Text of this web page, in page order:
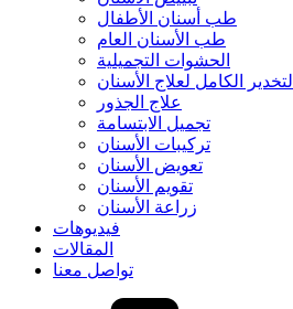
طب أسنان الأطفال
طب الأسنان العام
الحشوات التجميلية
التخدير الكامل لعلاج الأسنان
علاج الجذور
تجميل الابتسامة
تركيبات الأسنان
تعويض الأسنان
تقويم الأسنان
زراعة الأسنان
فيديوهات
المقالات
تواصل معنا